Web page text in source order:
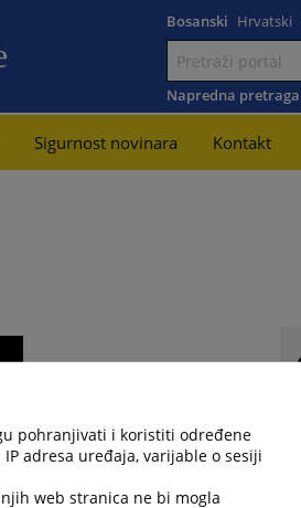
sadržaj
Bosanski Hrvatski
Napredna pretraga
Sigurnost novinara Kontakt
pohranjivati i koristiti određene
adresa uređaja, varijable o sesiji
web stranica ne bi mogla